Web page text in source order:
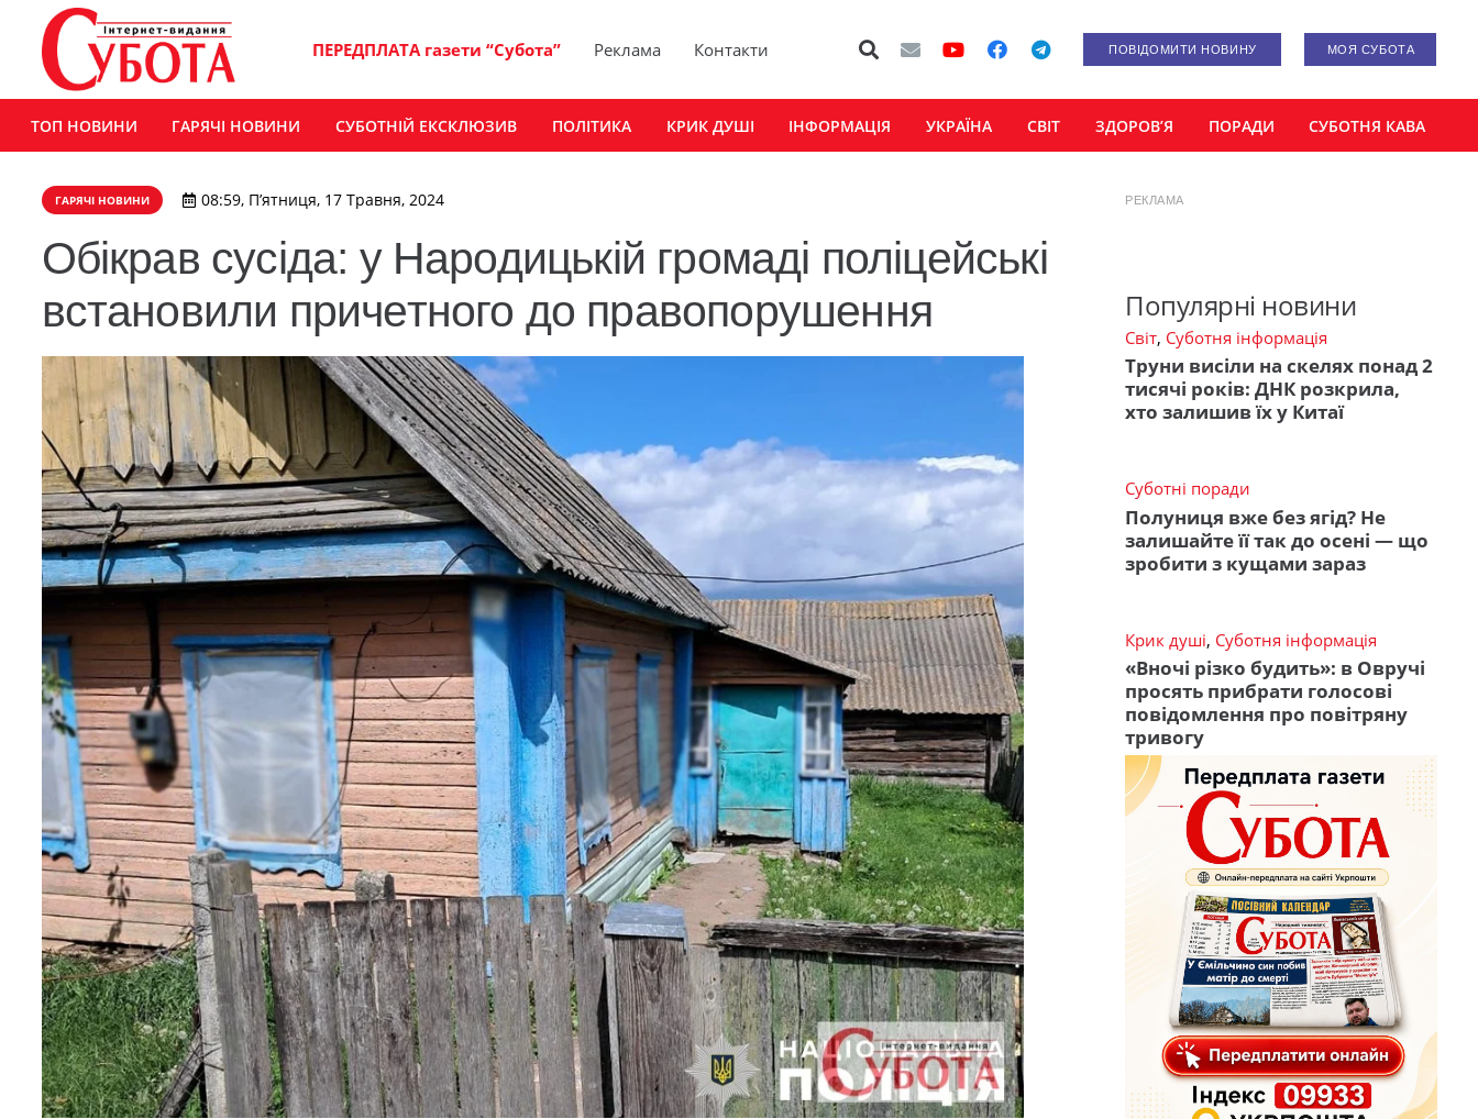
ПЕРЕДПЛАТА газети “Субота” Реклама Контакти ПОВІДОМИТИ НОВИНУ МОЯ СУБОТА
ТОП НОВИНИ ГАРЯЧІ НОВИНИ СУБОТНІЙ ЕКСКЛЮЗИВ ПОЛІТИКА КРИК ДУШІ ІНФОРМАЦІЯ УКРАЇНА СВІТ ЗДОРОВ’Я ПОРАДИ СУБОТНЯ КАВА
ГАРЯЧІ НОВИНИ 08:59, П’ятниця, 17 Травня, 2024
Обікрав сусіда: у Народицькій громаді поліцейські
встановили причетного до правопорушення
РЕКЛАМА
Популярні новини
Світ, Суботня інформація
Труни висіли на скелях понад 2
тисячі років: ДНК розкрила,
хто залишив їх у Китаї
Суботні поради
Полуниця вже без ягід? Не
залишайте її так до осені — що
зробити з кущами зараз
Крик душі, Суботня інформація
«Вночі різко будить»: в Овручі
просять прибрати голосові
повідомлення про повітряну
тривогу